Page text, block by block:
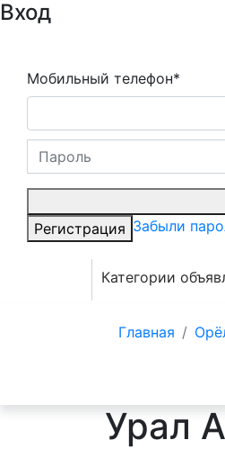
Вход
Мобильный телефон*
Регистрация Забыли
Категории
Главная
Урал